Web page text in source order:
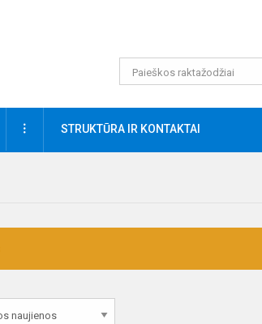
DAUGIAUSTRUKTŪRA IR KONTAKTAI